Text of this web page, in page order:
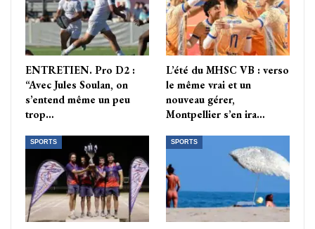
ENTRETIEN. Pro D2 :
“Avec Jules Soulan, on
s’entend même un peu
trop…
L’été du MHSC VB : verso
le même vrai et un
nouveau gérer,
Montpellier s’en ira…
SPORTS SPORTS